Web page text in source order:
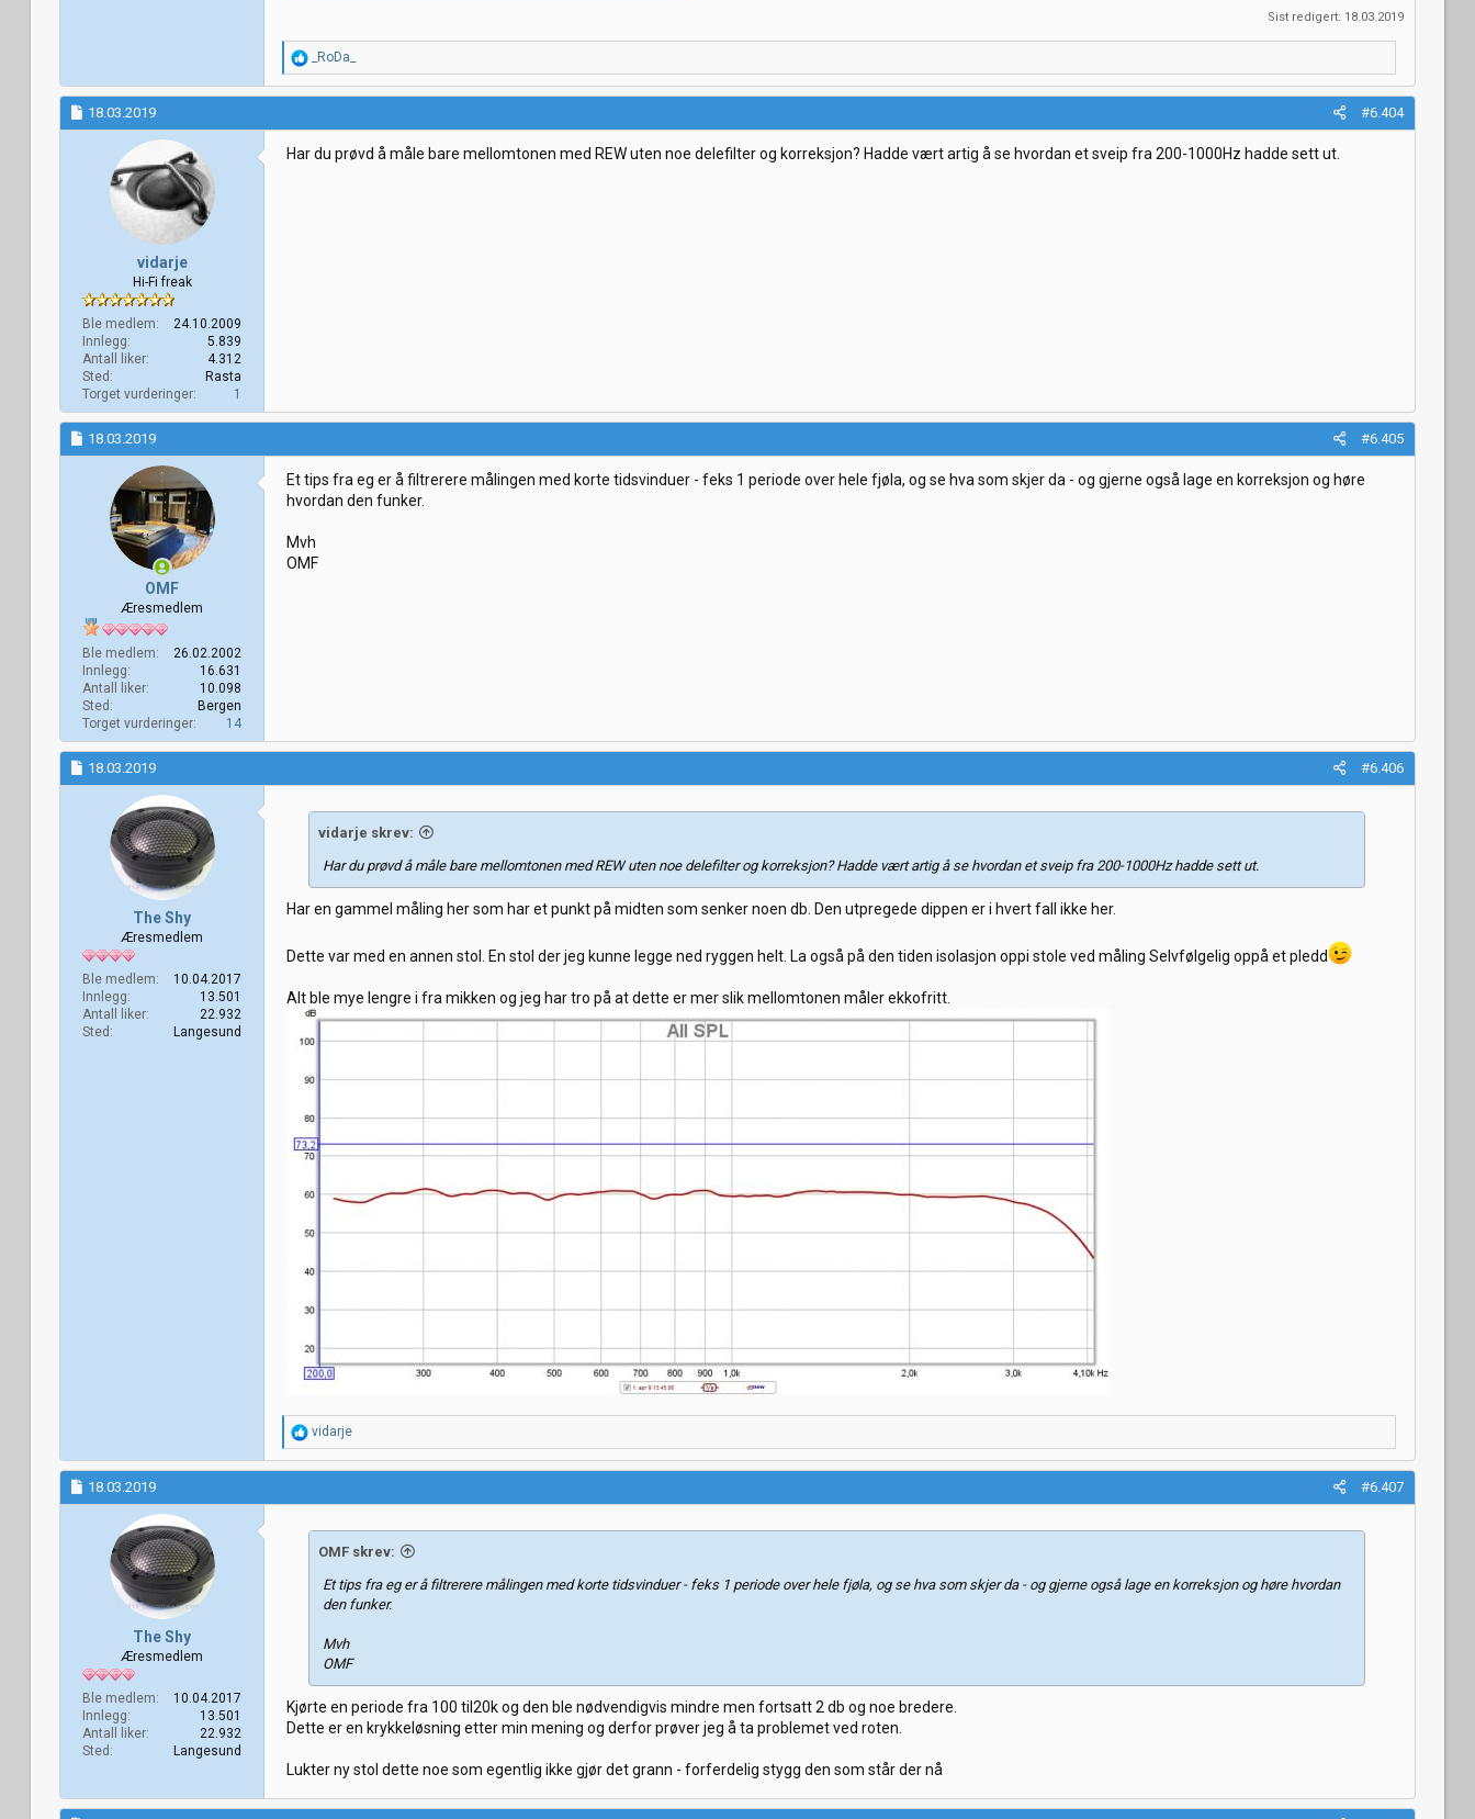
Sist redigert: 18.03.2019
R
e
a
s
o
_RoDa_
18.03.2019 #6.404
vidarje
Hi-Fi freak
Ble medlem
24.10.2009
Innlegg
5.839
Antall liker
4.312
Sted
Rasta
Torget vurderinger
1
Har du prøvd å måle bare mellomtonen med REW uten noe delefilter og korreksjon? Hadde vært artig å se hvordan et sveip fra 200-1000Hz hadde sett ut.
18.03.2019 #6.405
OMF
Æresmedlem
Ble medlem
26.02.2002
Innlegg
16.631
Antall liker
10.098
Sted
Bergen
Torget vurderinger
14
Et tips fra eg er å filtrerere målingen med korte tidsvinduer - feks 1 periode over hele fjøla, og se hva som skjer da - og gjerne også lage en korreksjon og høre
hvordan den funker.
Mvh
OMF
18.03.2019 #6.406
The Shy
Æresmedlem
Ble medlem
10.04.2017
Innlegg
13.501
Antall liker
22.932
Sted
Langesund
vidarje skrev:
Har du prøvd å måle bare mellomtonen med REW uten noe delefilter og korreksjon? Hadde vært artig å se hvordan et sveip fra 200-1000Hz hadde sett ut.
Har en gammel måling her som har et punkt på midten som senker noen db. Den utpregede dippen er i hvert fall ikke her.
Dette var med en annen stol. En stol der jeg kunne legge ned ryggen helt. La også på den tiden isolasjon oppi stole ved måling Selvfølgelig oppå et pledd
Alt ble mye lengre i fra mikken og jeg har tro på at dette er mer slik mellomtonen måler ekkofritt.
R
e
a
s
o
vidarje
18.03.2019 #6.407
The Shy
Æresmedlem
Ble medlem
10.04.2017
Innlegg
13.501
Antall liker
22.932
Sted
Langesund
OMF skrev:
Et tips fra eg er å filtrerere målingen med korte tidsvinduer - feks 1 periode over hele fjøla, og se hva som skjer da - og gjerne også lage en korreksjon og høre hvordan
den funker.
Mvh
OMF
Kjørte en periode fra 100 til20k og den ble nødvendigvis mindre men fortsatt 2 db og noe bredere.
Dette er en krykkeløsning etter min mening og derfor prøver jeg å ta problemet ved roten.
Lukter ny stol dette noe som egentlig ikke gjør det grann - forferdelig stygg den som står der nå